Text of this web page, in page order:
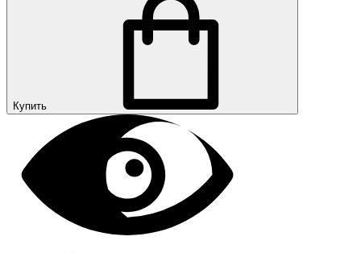
Купить